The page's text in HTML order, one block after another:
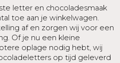
letter en chocoladesmaak
toe aan je winkelwagen.
af en zorgen wij voor een
Of je nu een kleine
oplage nodig hebt, wij
op tijd geleverd